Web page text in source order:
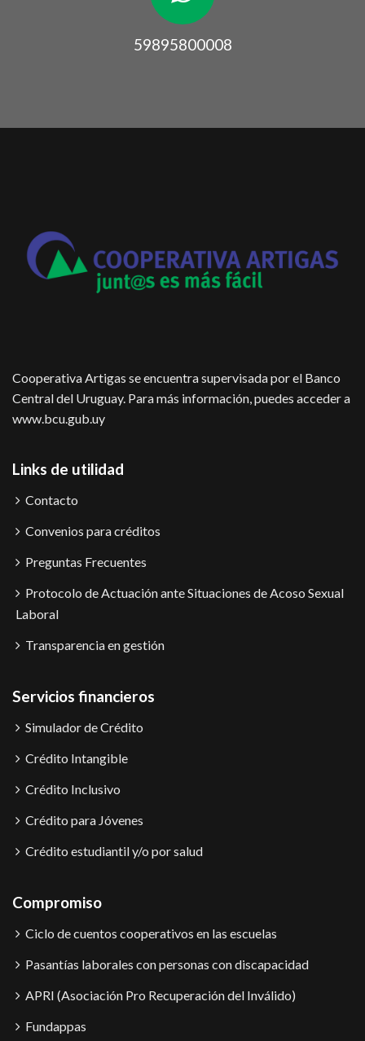
59895800008
Cooperativa Artigas se encuentra supervisada por el Banco
Central del Uruguay. Para más información, puedes acceder a
www.bcu.gub.uy
Links de utilidad
Contacto
Convenios para créditos
Preguntas Frecuentes
Protocolo de Actuación ante Situaciones de Acoso Sexual
Laboral
Transparencia en gestión
Servicios financieros
Simulador de Crédito
Crédito Intangible
Crédito Inclusivo
Crédito para Jóvenes
Crédito estudiantil y/o por salud
Compromiso
Ciclo de cuentos cooperativos en las escuelas
Pasantías laborales con personas con discapacidad
APRI (Asociación Pro Recuperación del Inválido)
Fundappas